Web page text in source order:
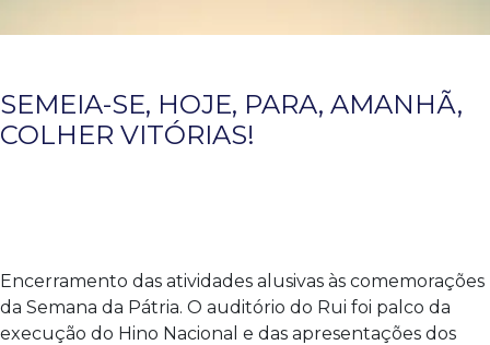
SEMEIA-SE, HOJE, PARA, AMANHÃ,
COLHER VITÓRIAS!
Encerramento das atividades alusivas às comemorações
da Semana da Pátria. O auditório do Rui foi palco da
execução do Hino Nacional e das apresentações dos